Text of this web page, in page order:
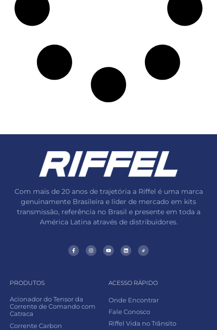
Com mais de 20 anos de trajetória a Riffel é uma marca
genuinamente Brasileira e líder de mercado em kits
transmissão, referência no Brasil e presente em toda a
América Latina através de distribuidores.
PRODUTOS
Acionador do Tensor da
Corrente de Comando com
Catraca
Corrente Carbon
ACESSO RÁPIDO
Onde Encontrar
Fale Conosco
Riffel Vida no Trânsito